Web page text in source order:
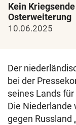
Kein
Osterweiterung
10.06.2025
Der
bei der
seines Lands
Die
gegen Russland